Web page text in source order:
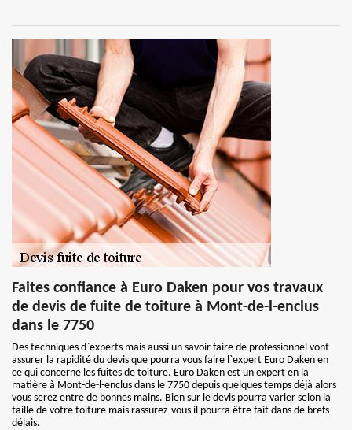
Faites confiance à Euro Daken pour vos travaux
de devis de fuite de toiture à Mont-de-l-enclus
dans le 7750
Des techniques d`experts mais aussi un savoir faire de professionnel vont
assurer la rapidité du devis que pourra vous faire l`expert Euro Daken en
ce qui concerne les fuites de toiture. Euro Daken est un expert en la
matière à Mont-de-l-enclus dans le 7750 depuis quelques temps déjà alors
vous serez entre de bonnes mains. Bien sur le devis pourra varier selon la
taille de votre toiture mais rassurez-vous il pourra être fait dans de brefs
délais.